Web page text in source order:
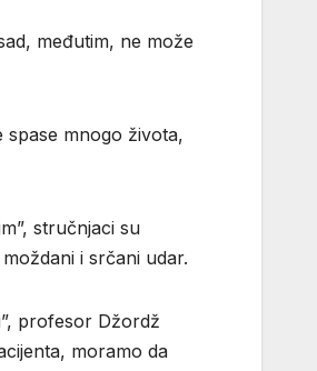
međutim, ne može
spase mnogo života,
stručnjaci su
i srčani udar.
profesor Džordž
moramo da